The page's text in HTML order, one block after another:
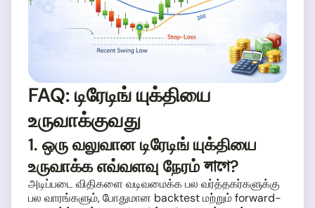
FAQ: டிரேடிங் யுக்தியை
உருவாக்குவது
1. ஒரு வலுவான டிரேடிங் யுக்தியை
உருவாக்க எவ்வளவு நேரம் লাগে?
அடிப்படை விதிகளை வடிவமைக்க பல வர்த்தகர்களுக்கு
பல வாரங்களும், போதுமான backtest மற்றும் forward-